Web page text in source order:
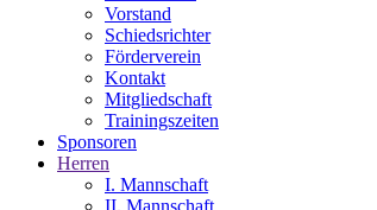
Vorstand
Schiedsrichter
Förderverein
Kontakt
Mitgliedschaft
Trainingszeiten
Sponsoren
Herren
I. Mannschaft
II. Mannschaft